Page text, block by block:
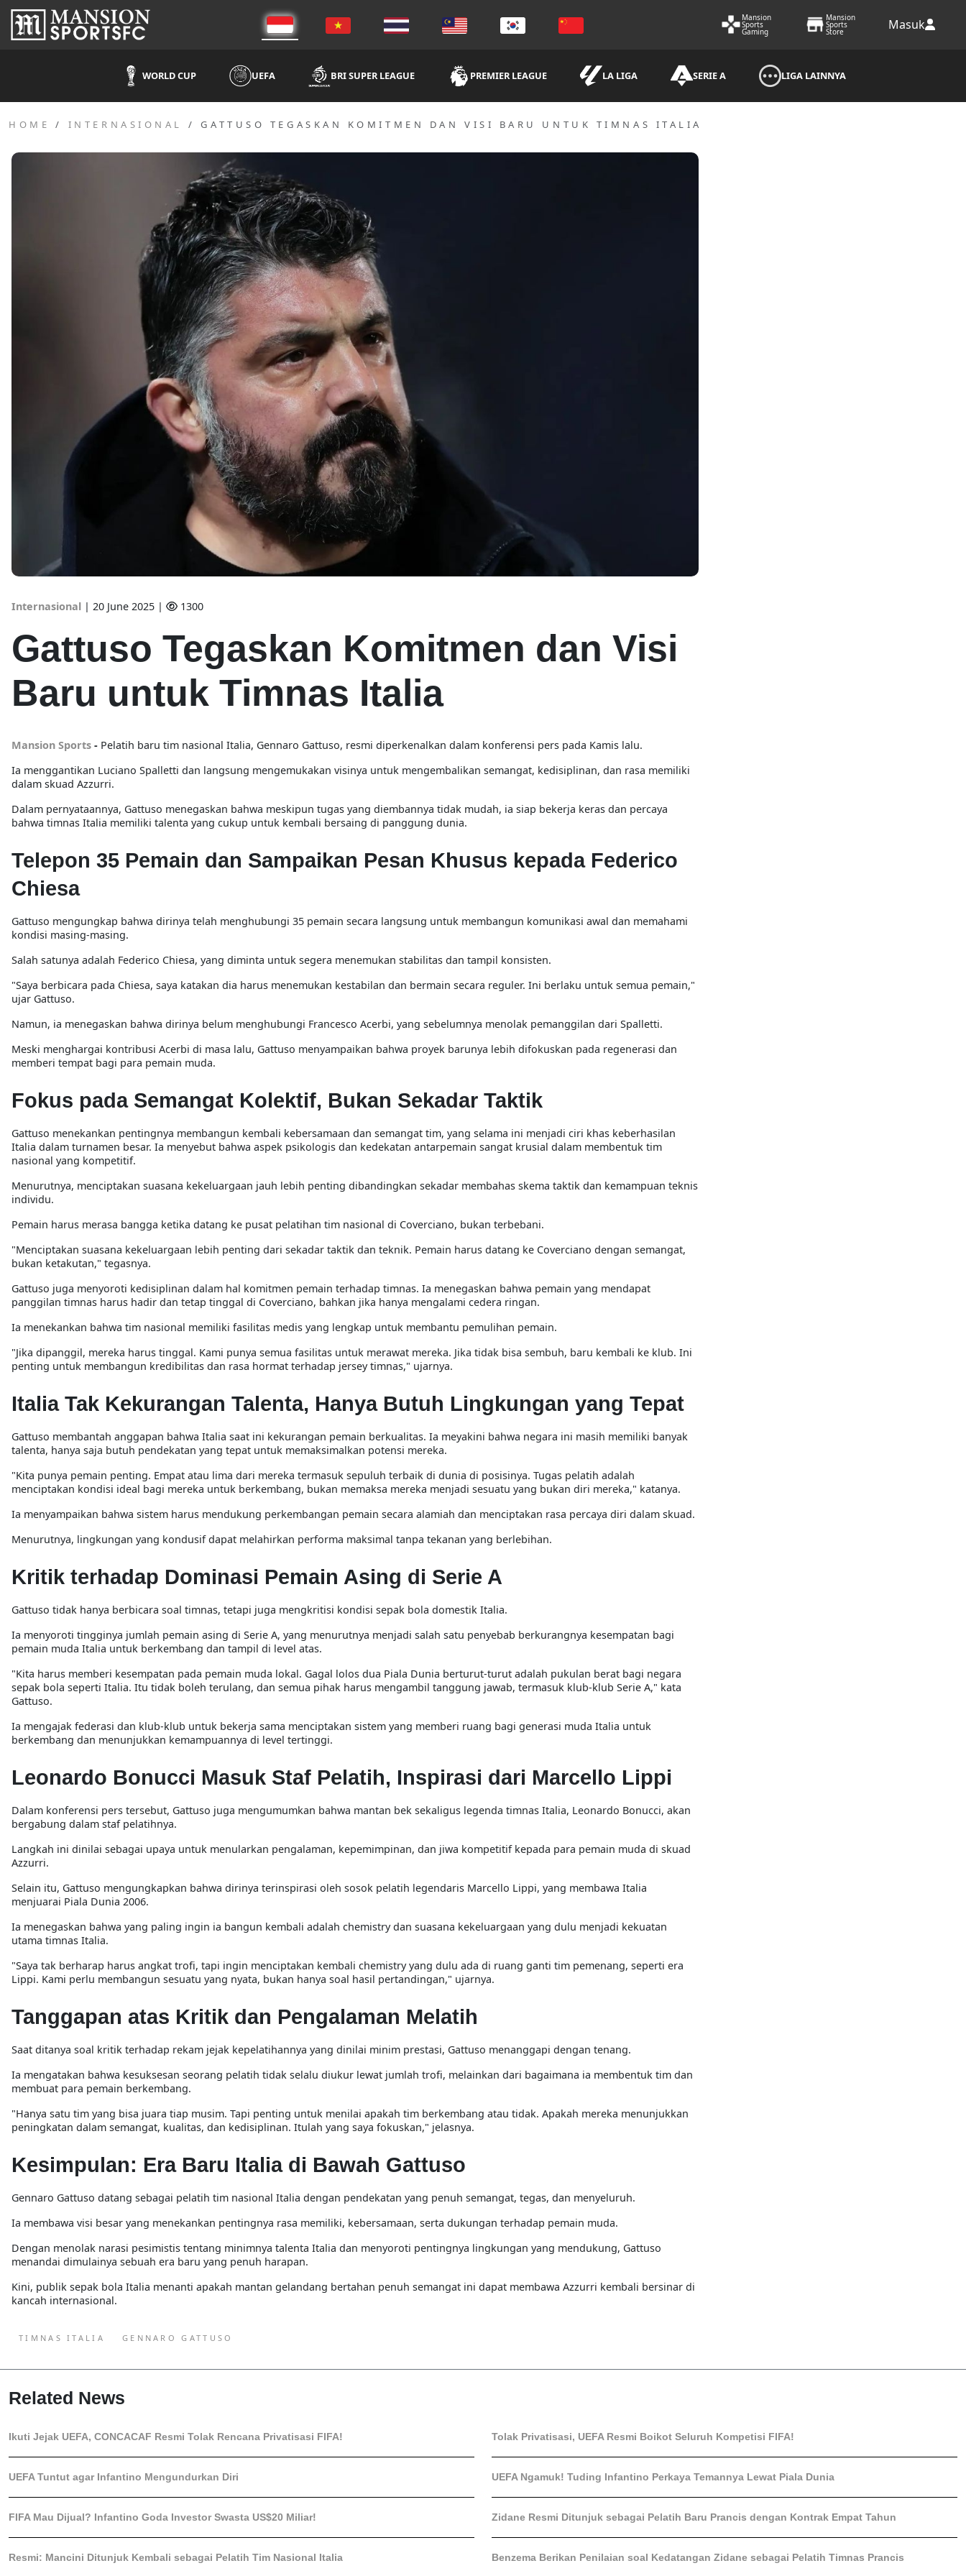
Mansion
Sports
Gaming
Mansion
Sports
Store Masuk
WORLD CUP UEFA BRI SUPER LEAGUE PREMIER LEAGUE LA LIGA SERIE A LIGA LAINNYA
HOME INTERNASIONAL GATTUSO TEGASKAN KOMITMEN DAN VISI BARU UNTUK TIMNAS ITALIA
Internasional | 20 June 2025 | 1300
Gattuso Tegaskan Komitmen dan Visi
Baru untuk Timnas Italia
Mansion Sports - Pelatih baru tim nasional Italia, Gennaro Gattuso, resmi diperkenalkan dalam konferensi pers pada Kamis lalu.
Ia menggantikan Luciano Spalletti dan langsung mengemukakan visinya untuk mengembalikan semangat, kedisiplinan, dan rasa memiliki
dalam skuad Azzurri.
Dalam pernyataannya, Gattuso menegaskan bahwa meskipun tugas yang diembannya tidak mudah, ia siap bekerja keras dan percaya
bahwa timnas Italia memiliki talenta yang cukup untuk kembali bersaing di panggung dunia.
Telepon 35 Pemain dan Sampaikan Pesan Khusus kepada Federico
Chiesa
Gattuso mengungkap bahwa dirinya telah menghubungi 35 pemain secara langsung untuk membangun komunikasi awal dan memahami
kondisi masing-masing.
Salah satunya adalah Federico Chiesa, yang diminta untuk segera menemukan stabilitas dan tampil konsisten.
"Saya berbicara pada Chiesa, saya katakan dia harus menemukan kestabilan dan bermain secara reguler. Ini berlaku untuk semua pemain,"
ujar Gattuso.
Namun, ia menegaskan bahwa dirinya belum menghubungi Francesco Acerbi, yang sebelumnya menolak pemanggilan dari Spalletti.
Meski menghargai kontribusi Acerbi di masa lalu, Gattuso menyampaikan bahwa proyek barunya lebih difokuskan pada regenerasi dan
memberi tempat bagi para pemain muda.
Fokus pada Semangat Kolektif, Bukan Sekadar Taktik
Gattuso menekankan pentingnya membangun kembali kebersamaan dan semangat tim, yang selama ini menjadi ciri khas keberhasilan
Italia dalam turnamen besar. Ia menyebut bahwa aspek psikologis dan kedekatan antarpemain sangat krusial dalam membentuk tim
nasional yang kompetitif.
Menurutnya, menciptakan suasana kekeluargaan jauh lebih penting dibandingkan sekadar membahas skema taktik dan kemampuan teknis
individu.
Pemain harus merasa bangga ketika datang ke pusat pelatihan tim nasional di Coverciano, bukan terbebani.
"Menciptakan suasana kekeluargaan lebih penting dari sekadar taktik dan teknik. Pemain harus datang ke Coverciano dengan semangat,
bukan ketakutan," tegasnya.
Gattuso juga menyoroti kedisiplinan dalam hal komitmen pemain terhadap timnas. Ia menegaskan bahwa pemain yang mendapat
panggilan timnas harus hadir dan tetap tinggal di Coverciano, bahkan jika hanya mengalami cedera ringan.
Ia menekankan bahwa tim nasional memiliki fasilitas medis yang lengkap untuk membantu pemulihan pemain.
"Jika dipanggil, mereka harus tinggal. Kami punya semua fasilitas untuk merawat mereka. Jika tidak bisa sembuh, baru kembali ke klub. Ini
penting untuk membangun kredibilitas dan rasa hormat terhadap jersey timnas," ujarnya.
Italia Tak Kekurangan Talenta, Hanya Butuh Lingkungan yang Tepat
Gattuso membantah anggapan bahwa Italia saat ini kekurangan pemain berkualitas. Ia meyakini bahwa negara ini masih memiliki banyak
talenta, hanya saja butuh pendekatan yang tepat untuk memaksimalkan potensi mereka.
"Kita punya pemain penting. Empat atau lima dari mereka termasuk sepuluh terbaik di dunia di posisinya. Tugas pelatih adalah
menciptakan kondisi ideal bagi mereka untuk berkembang, bukan memaksa mereka menjadi sesuatu yang bukan diri mereka," katanya.
Ia menyampaikan bahwa sistem harus mendukung perkembangan pemain secara alamiah dan menciptakan rasa percaya diri dalam skuad.
Menurutnya, lingkungan yang kondusif dapat melahirkan performa maksimal tanpa tekanan yang berlebihan.
Kritik terhadap Dominasi Pemain Asing di Serie A
Gattuso tidak hanya berbicara soal timnas, tetapi juga mengkritisi kondisi sepak bola domestik Italia.
Ia menyoroti tingginya jumlah pemain asing di Serie A, yang menurutnya menjadi salah satu penyebab berkurangnya kesempatan bagi
pemain muda Italia untuk berkembang dan tampil di level atas.
"Kita harus memberi kesempatan pada pemain muda lokal. Gagal lolos dua Piala Dunia berturut-turut adalah pukulan berat bagi negara
sepak bola seperti Italia. Itu tidak boleh terulang, dan semua pihak harus mengambil tanggung jawab, termasuk klub-klub Serie A," kata
Gattuso.
Ia mengajak federasi dan klub-klub untuk bekerja sama menciptakan sistem yang memberi ruang bagi generasi muda Italia untuk
berkembang dan menunjukkan kemampuannya di level tertinggi.
Leonardo Bonucci Masuk Staf Pelatih, Inspirasi dari Marcello Lippi
Dalam konferensi pers tersebut, Gattuso juga mengumumkan bahwa mantan bek sekaligus legenda timnas Italia, Leonardo Bonucci, akan
bergabung dalam staf pelatihnya.
Langkah ini dinilai sebagai upaya untuk menularkan pengalaman, kepemimpinan, dan jiwa kompetitif kepada para pemain muda di skuad
Azzurri.
Selain itu, Gattuso mengungkapkan bahwa dirinya terinspirasi oleh sosok pelatih legendaris Marcello Lippi, yang membawa Italia
menjuarai Piala Dunia 2006.
Ia menegaskan bahwa yang paling ingin ia bangun kembali adalah chemistry dan suasana kekeluargaan yang dulu menjadi kekuatan
utama timnas Italia.
"Saya tak berharap harus angkat trofi, tapi ingin menciptakan kembali chemistry yang dulu ada di ruang ganti tim pemenang, seperti era
Lippi. Kami perlu membangun sesuatu yang nyata, bukan hanya soal hasil pertandingan," ujarnya.
Tanggapan atas Kritik dan Pengalaman Melatih
Saat ditanya soal kritik terhadap rekam jejak kepelatihannya yang dinilai minim prestasi, Gattuso menanggapi dengan tenang.
Ia mengatakan bahwa kesuksesan seorang pelatih tidak selalu diukur lewat jumlah trofi, melainkan dari bagaimana ia membentuk tim dan
membuat para pemain berkembang.
"Hanya satu tim yang bisa juara tiap musim. Tapi penting untuk menilai apakah tim berkembang atau tidak. Apakah mereka menunjukkan
peningkatan dalam semangat, kualitas, dan kedisiplinan. Itulah yang saya fokuskan," jelasnya.
Kesimpulan: Era Baru Italia di Bawah Gattuso
Gennaro Gattuso datang sebagai pelatih tim nasional Italia dengan pendekatan yang penuh semangat, tegas, dan menyeluruh.
Ia membawa visi besar yang menekankan pentingnya rasa memiliki, kebersamaan, serta dukungan terhadap pemain muda.
Dengan menolak narasi pesimistis tentang minimnya talenta Italia dan menyoroti pentingnya lingkungan yang mendukung, Gattuso
menandai dimulainya sebuah era baru yang penuh harapan.
Kini, publik sepak bola Italia menanti apakah mantan gelandang bertahan penuh semangat ini dapat membawa Azzurri kembali bersinar di
kancah internasional.
TIMNAS ITALIA GENNARO GATTUSO
Related News
Ikuti Jejak UEFA, CONCACAF Resmi Tolak Rencana Privatisasi FIFA! Tolak Privatisasi, UEFA Resmi Boikot Seluruh Kompetisi FIFA!
UEFA Tuntut agar Infantino Mengundurkan Diri UEFA Ngamuk! Tuding Infantino Perkaya Temannya Lewat Piala Dunia
FIFA Mau Dijual? Infantino Goda Investor Swasta US$20 Miliar! Zidane Resmi Ditunjuk sebagai Pelatih Baru Prancis dengan Kontrak Empat Tahun
Resmi: Mancini Ditunjuk Kembali sebagai Pelatih Tim Nasional Italia Benzema Berikan Penilaian soal Kedatangan Zidane sebagai Pelatih Timnas Prancis